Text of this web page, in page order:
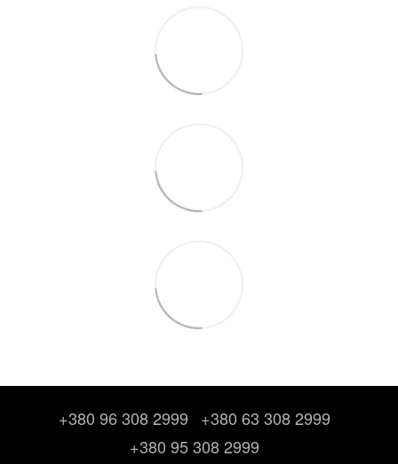
+380 96 308 2999
+380 63 308 2999
+380 95 308 2999